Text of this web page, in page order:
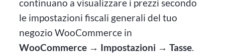
continuano a visualizzare i prezzi secondo
le impostazioni fiscali generali del tuo
negozio WooCommerce in
WooCommerce → Impostazioni → Tasse.